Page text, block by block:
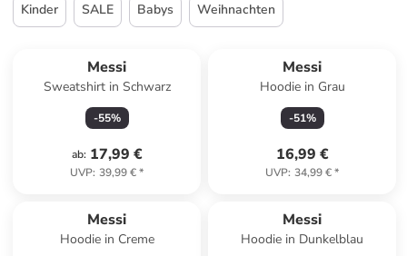
Kinder SALE Babys Weihnachten
Messi
Sweatshirt in Schwarz
-55%
ab: 17,99 €
UVP: 39,99 €*
Messi
Hoodie in Grau
-51%
16,99 €
UVP: 34,99 €*
Messi
Hoodie in Creme
Messi
Hoodie in Dunkelblau